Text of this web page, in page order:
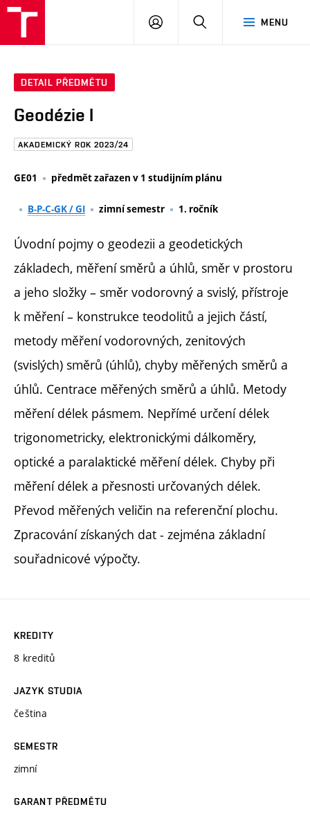
Brno
MENU
PŘIHLÁSIT
DETAIL PŘEDMĚTU
Geodézie I
AKADEMICKÝ ROK 2023/24
GE01 předmět zařazen v 1 studijním plánu
B-P-C-GK / GI zimní semestr 1. ročník
Úvodní pojmy o geodezii a geodetických
základech, měření směrů a úhlů, směr v prostoru
a jeho složky – směr vodorovný a svislý, přístroje
k měření – konstrukce teodolitů a jejich částí,
metody měření vodorovných, zenitových
(svislých) směrů (úhlů), chyby měřených směrů a
úhlů. Centrace měřených směrů a úhlů. Metody
měření délek pásmem. Nepřímé určení délek
trigonometricky, elektronickými dálkoměry,
optické a paralaktické měření délek. Chyby při
měření délek a přesnosti určovaných délek.
Převod měřených veličin na referenční plochu.
Zpracování získaných dat - zejména základní
souřadnicové výpočty.
KREDITY
8 kreditů
JAZYK STUDIA
čeština
SEMESTR
zimní
GARANT PŘEDMĚTU